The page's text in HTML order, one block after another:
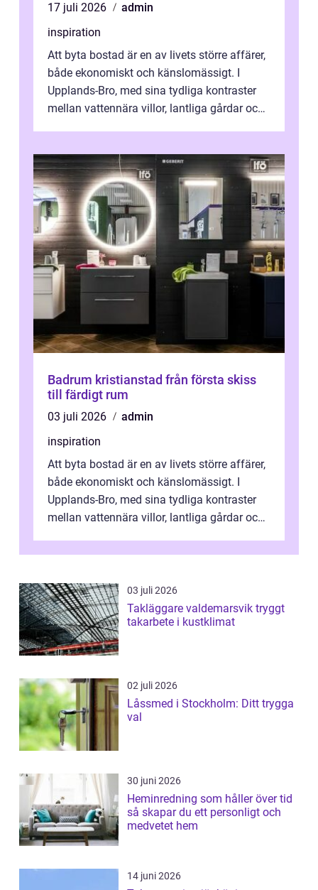
17 juli 2026
admin
inspiration
Att byta bostad är en av livets större affärer,
både ekonomiskt och känslomässigt. I
Upplands-Bro, med sina tydliga kontraster
mellan vattennära villor, lantliga gårdar och
Badrum kristianstad från första skiss
till färdigt rum
03 juli 2026
admin
inspiration
Att byta bostad är en av livets större affärer,
både ekonomiskt och känslomässigt. I
Upplands-Bro, med sina tydliga kontraster
mellan vattennära villor, lantliga gårdar och
03 juli 2026
Takläggare valdemarsvik tryggt
takarbete i kustklimat
02 juli 2026
Låssmed i Stockholm: Ditt trygga
val
30 juni 2026
Heminredning som håller över tid
så skapar du ett personligt och
medvetet hem
14 juni 2026